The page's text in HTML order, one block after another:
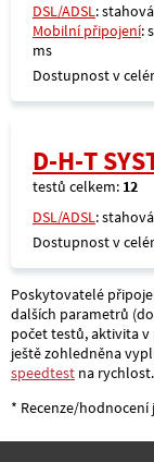
DSL/ADSL:
Mobilní připojení:
ms
Dostupnost v
D-H-T
testů celkem: 12
DSL/ADSL:
Dostupnost v
Poskytovatelé
dalších parametrů
počet testů, aktivita
ještě zohledněna
speedtest na
* Recenze/hodnocení